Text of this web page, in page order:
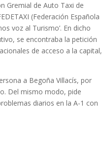
Gremial de Auto Taxi de
(Federación Española
voz al Turismo’. En dicho
se encontraba la petición
de acceso a la capital,
a Begoña Villacís, por
Del mismo modo, pide
diarios en la A-1 con